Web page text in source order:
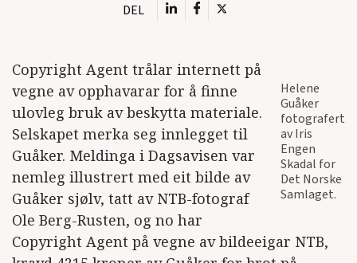
DEL
Helene
Guåker
fotografert
av Iris
Engen
Skadal for
Det Norske
Samlaget.
Copyright Agent trålar internett på
vegne av opphavarar for å finne
ulovleg bruk av beskytta materiale.
Selskapet merka seg innlegget til
Guåker. Meldinga i Dagsavisen var
nemleg illustrert med eit bilde av
Guåker sjølv, tatt av NTB-fotograf
Ole Berg-Rusten, og no har
Copyright Agent på vegne av bildeeigar NTB,